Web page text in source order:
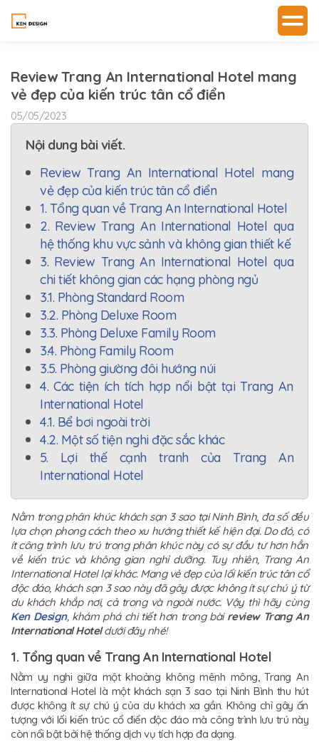
Review Trang An International Hotel mang
vẻ đẹp của kiến trúc tân cổ điển
05/05/2023
Nội dung bài viết.
Review Trang An International Hotel mang
vẻ đẹp của kiến trúc tân cổ điển
1. Tổng quan về Trang An International Hotel
2. Review Trang An International Hotel qua
hệ thống khu vực sảnh và không gian thiết kế
3. Review Trang An International Hotel qua
chi tiết không gian các hạng phòng ngủ
3.1. Phòng Standard Room
3.2. Phòng Deluxe Room
3.3. Phòng Deluxe Family Room
3.4. Phòng Family Room
3.5. Phòng giường đôi hướng núi
4. Các tiện ích tích hợp nổi bật tại Trang An
International Hotel
4.1. Bể bơi ngoài trời
4.2. Một số tiện nghi đặc sắc khác
5. Lợi thế cạnh tranh của Trang An
International Hotel
Nằm trong phân khúc khách sạn 3 sao tại Ninh Bình, đa số đều
lựa chọn phong cách theo xu hướng thiết kế hiện đại. Do đó, có
ít công trình lưu trú trong phân khúc này có sự đầu tư hơn hẳn
về kiến trúc và không gian nghỉ dưỡng. Tuy nhiên, Trang An
International Hotel lại khác. Mang vẻ đẹp của lối kiến trúc tân cổ
độc đáo, khách sạn 3 sao này đã gây được không ít sự chú ý từ
du khách khắp nơi, cả trong và ngoài nước. Vậy thì hãy cùng
Ken Design, khám phá chi tiết hơn trong bài review Trang An
International Hoteldưới đây nhé!
1. Tổng quan về Trang An International Hotel
Nằm uy nghi giữa một khoảng không mênh mông, Trang An
International Hotel là một khách sạn 3 sao tại Ninh Bình thu hút
được không ít sự chú ý của du khách xa gần. Không chỉ gây ấn
tượng với lối kiến trúc cổ điển độc đáo mà công trình lưu trú này
còn nổi bật bởi hệ thống dịch vụ tích hợp đa dạng.